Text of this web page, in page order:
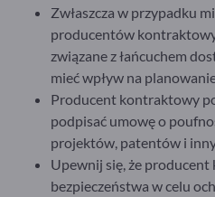
Zwłaszcza w przypadku
producentów
związane z łańcuchem
mieć wpływ na
Producent kontraktowy
podpisać umowę o
projektów, patentów i
Upewnij się, że
bezpieczeństwa w celu